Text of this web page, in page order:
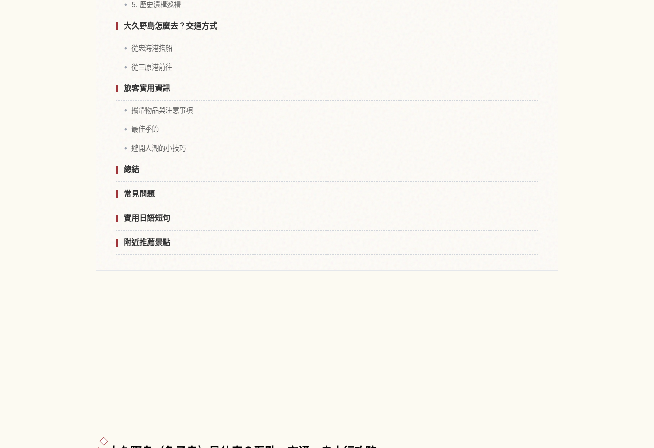
5. 歷史遺構巡禮
大久野島怎麼去？交通方式
從忠海港搭船
從三原港前往
旅客實用資訊
攜帶物品與注意事項
最佳季節
避開人潮的小技巧
總結
常見問題
實用日語短句
附近推薦景點